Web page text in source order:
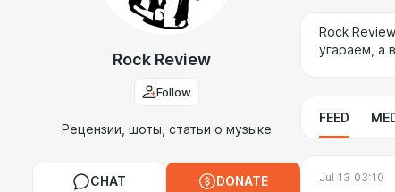
Rock Review
Follow
Рецензии, шоты, статьи о музыке
CHAT DONATE
Rock
угараем, а
FEED
Jul 13 03:10